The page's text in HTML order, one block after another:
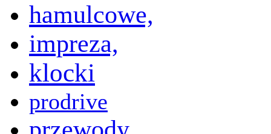
hamulcowe,
impreza,
klocki
prodrive